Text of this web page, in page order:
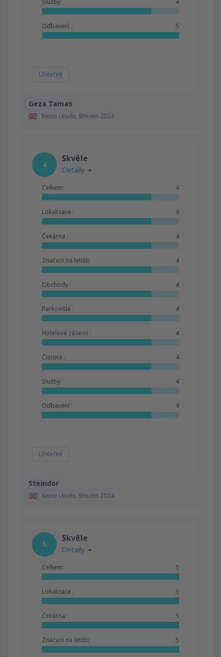
Geza Tamas
Reino Unido, Březen 2024
Odbavení : 5
Užitečné
Steindor
Reino Unido, Březen 2024
4
Skvěle
Detaily
Celkem: 4
Lokalizace : 4
Čekárna : 4
Značení na letišti: 4
Obchody : 4
Parkoviště : 4
Hotelové zázemí : 4
Čistota : 4
Služby: 4
Odbavení : 4
Užitečné
5
Skvěle
Detaily
Celkem: 5
Lokalizace : 5
Čekárna : 5
Značení na letišti: 5